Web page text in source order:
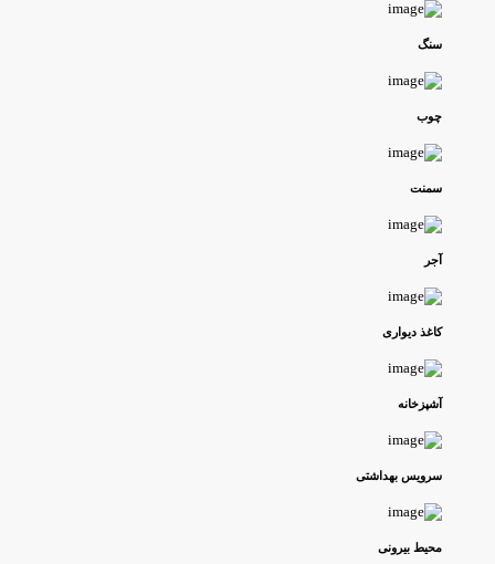
سنگ
چوب
سمنت
آجر
کاغذ دیواری
آشپزخانه
سرویس بهداشتی
محیط بیرونی